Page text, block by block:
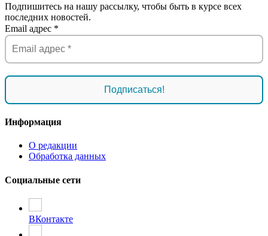
Подпишитесь на нашу рассылку, чтобы быть в курсе всех
последних новостей.
Email адрес *
Информация
О редакции
Обработка данных
Социальные сети
ВКонтакте